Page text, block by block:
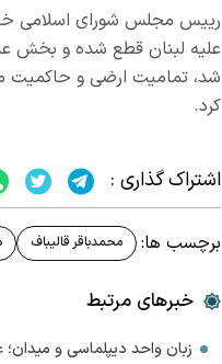
رییس مجلس شورای اسلامی
علیه لبنان قطع شده و بخش
شد، تمامیت ارضی و حاکمیت
کرد.
اشتراک گذاری :
برچسب ها: محمدباقر قالیباف
خبرهای مرتبط
زبان واحد دیپلماسی و